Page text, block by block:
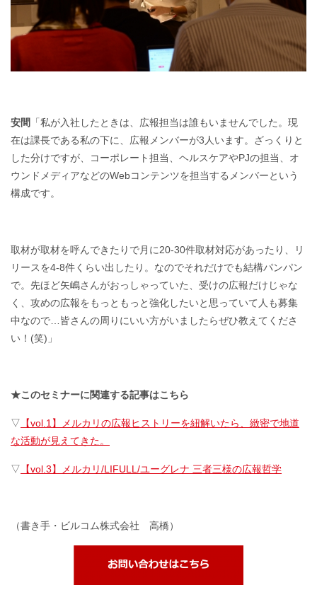
安間
「私が入社したときは、広報担当は誰もいませんでした。現
在は課長である私の下に、広報メンバーが3人います。ざっくりと
した分けですが、コーポレート担当、ヘルスケアやPJの担当、オ
ウンドメディアなどのWebコンテンツを担当するメンバーという
構成です。
取材が取材を呼んできたりで月に20-30件取材対応があったり、リ
リースを4-8件くらい出したり。なのでそれだけでも結構パンパン
で。先ほど矢嶋さんがおっしゃっていた、受けの広報だけじゃな
く、攻めの広報をもっともっと強化したいと思っていて人も募集
中なので…皆さんの周りにいい方がいましたらぜひ教えてくださ
い！(笑)」
★このセミナーに関連する記事はこちら
▽ 【vol.1】メルカリの広報ヒストリーを紐解いたら、緻密で地道
な活動が見えてきた。
▽ 【vol.3】メルカリ/LIFULL/ユーグレナ 三者三様の広報哲学
（書き手・ビルコム株式会社 高橋）